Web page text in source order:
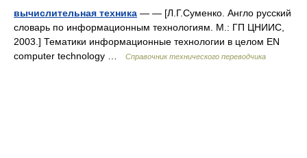
вычислительная техника — — [Л.Г.Суменко. Англо русский
словарь по информационным технологиям. М.: ГП ЦНИИС,
2003.] Тематики информационные технологии в целом EN
computer technology …
Справочник технического переводчика